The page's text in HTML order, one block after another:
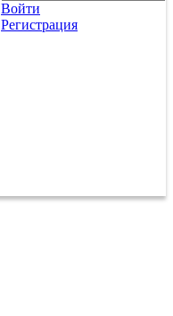
Войти
Регистрация